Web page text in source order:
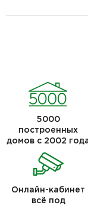
5000
построенных
домов с 2002
Онлайн-кабинет
всё под